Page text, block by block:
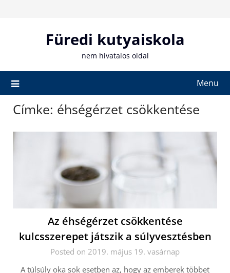
Füredi kutyaiskola
nem hivatalos oldal
Menu
Címke: éhségérzet csökkentése
Az éhségérzet csökkentése
kulcsszerepet játszik a súlyvesztésben
Posted on 2019. május 19. vasárnap
A túlsúly oka sok esetben az, hogy az emberek többet